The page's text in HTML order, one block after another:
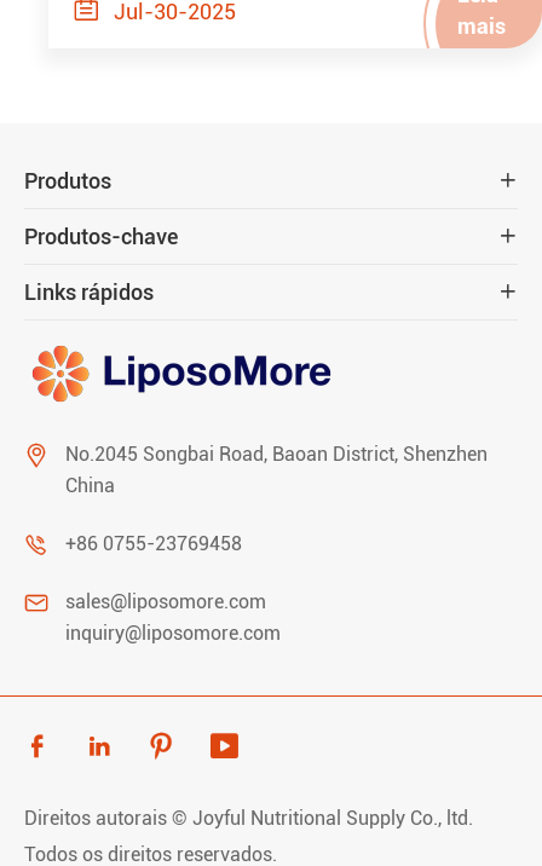
 Jul-30-2025
mais
Produtos 
Produtos-chave 
Links rápidos 

No.2045 Songbai Road, Baoan District, Shenzhen
China
 +86 0755-23769458

sales@liposomore.com
inquiry@liposomore.com
   
Direitos autorais © Joyful Nutritional Supply Co., ltd.
Todos os direitos reservados.